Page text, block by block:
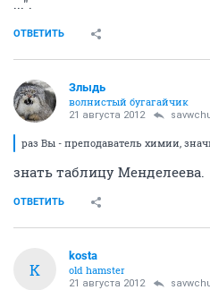
...".
ОТВЕТИТЬ
Злыдь
волнистый бугагайчик
21 августа 2012
раз Вы - преподаватель химии,
знать таблицу Менделеева.
ОТВЕТИТЬ
K
kosta
old hamster
21 августа 2012